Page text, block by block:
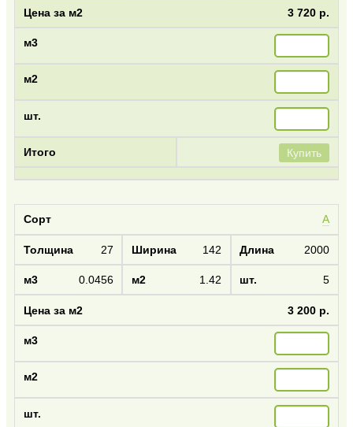
3 720 р.
Купить
А
27 142 2000
0.0456 1.42 5
3 200 р.